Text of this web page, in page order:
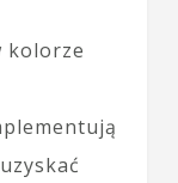
kolorze